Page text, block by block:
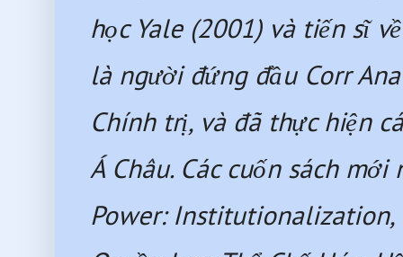
học Yale (2001) và tiến sĩ
là người đứng đầu Corr
Chính trị, và đã thực hiện
Á Châu. Các cuốn sách
Power: Institutionalization,